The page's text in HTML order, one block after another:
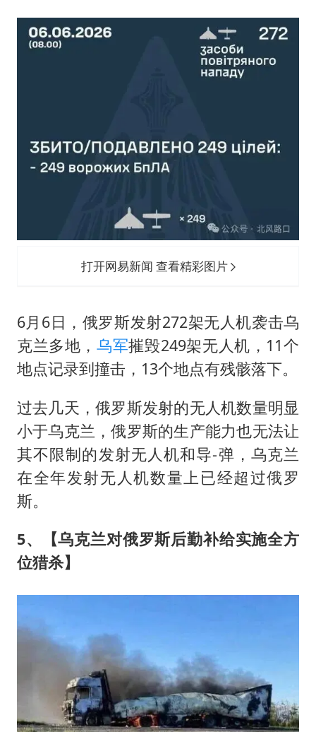
打开网易新闻 查看精彩图片
6月6日，俄罗斯发射272架无人机袭击乌
克兰多地，乌军摧毁249架无人机，11个
地点记录到撞击，13个地点有残骸落下。
过去几天，俄罗斯发射的无人机数量明显
小于乌克兰，俄罗斯的生产能力也无法让
其不限制的发射无人机和导-弹，乌克兰
在全年发射无人机数量上已经超过俄罗
斯。
5、【乌克兰对俄罗斯后勤补给实施全方
位猎杀】